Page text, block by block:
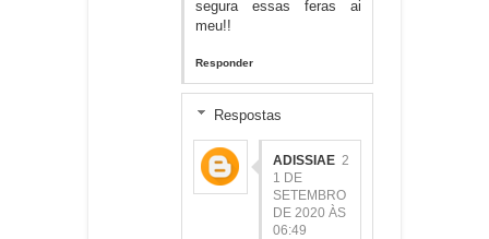
segura essas feras ai
meu!!
Responder
Respostas
ADISSIAE 2
1 DE
SETEMBRO
DE 2020 ÀS
06:49